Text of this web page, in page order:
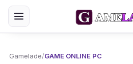
Gamelade/GAME ONLINE PC